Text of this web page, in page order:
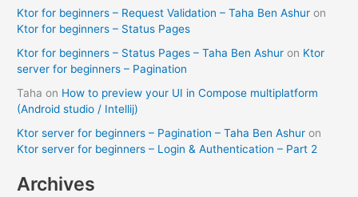
Ktor for beginners – Request Validation – Taha Ben Ashur on
Ktor for beginners – Status Pages
Ktor for beginners – Status Pages – Taha Ben Ashur on Ktor
server for beginners – Pagination
Taha on How to preview your UI in Compose multiplatform
(Android studio / Intellij)
Ktor server for beginners – Pagination – Taha Ben Ashur on
Ktor server for beginners – Login & Authentication – Part 2
Archives